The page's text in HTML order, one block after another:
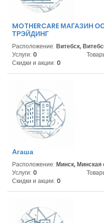
MOTHERCARE МАГАЗИН
ТРЭЙДИНГ
Расположение: Витебск,
Услуги: 0
Скидки и акции: 0
Агаша
Расположение: Минск, Минская
Услуги: 0
Скидки и акции: 0